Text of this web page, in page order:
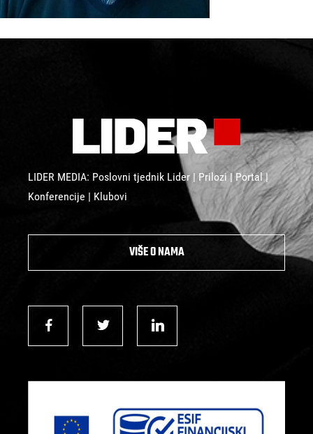
LIDER MEDIA: Poslovni tjednik Lider | Prilozi | Portal |
Konferencije | Klubovi
VIŠE O NAMA